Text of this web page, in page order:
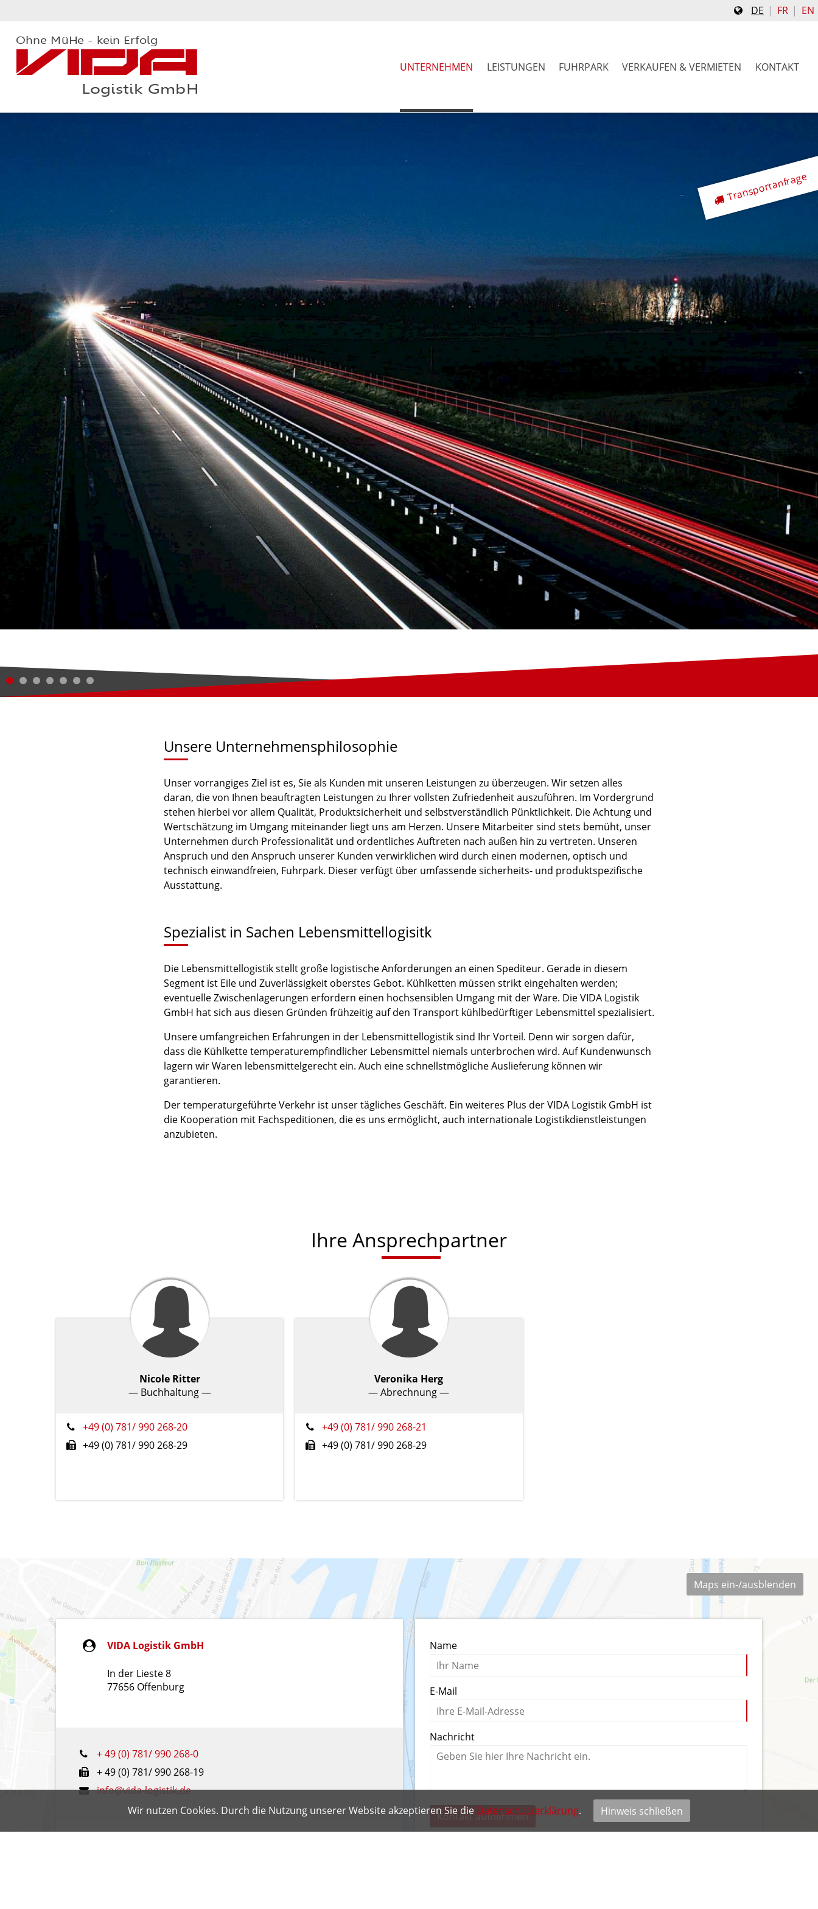
DE FR EN
Ohne MüHe - kein Erfolg
Logistik GmbH
VIDA UNTERNEHMEN LEISTUNGEN FUHRPARK VERKAUFEN & VERMIETEN KONTAKT
Transportanfrage
Unsere Unternehmensphilosophie
Unser vorrangiges Ziel ist es, Sie als Kunden mit unseren Leistungen zu überzeugen. Wir setzen alles
daran, die von Ihnen beauftragten Leistungen zu Ihrer vollsten Zufriedenheit auszuführen. Im Vordergrund
stehen hierbei vor allem Qualität, Produktsicherheit und selbstverständlich Pünktlichkeit. Die Achtung und
Wertschätzung im Umgang miteinander liegt uns am Herzen. Unsere Mitarbeiter sind stets bemüht, unser
Unternehmen durch Professionalität und ordentliches Auftreten nach außen hin zu vertreten. Unseren
Anspruch und den Anspruch unserer Kunden verwirklichen wird durch einen modernen, optisch und
technisch einwandfreien, Fuhrpark. Dieser verfügt über umfassende sicherheits- und produktspezifische
Ausstattung.
Spezialist in Sachen Lebensmittellogisitk
Die Lebensmittellogistik stellt große logistische Anforderungen an einen Spediteur. Gerade in diesem
Segment ist Eile und Zuverlässigkeit oberstes Gebot. Kühlketten müssen strikt eingehalten werden;
eventuelle Zwischenlagerungen erfordern einen hochsensiblen Umgang mit der Ware. Die VIDA Logistik
GmbH hat sich aus diesen Gründen frühzeitig auf den Transport kühlbedürftiger Lebensmittel spezialisiert.
Unsere umfangreichen Erfahrungen in der Lebensmittellogistik sind Ihr Vorteil. Denn wir sorgen dafür,
dass die Kühlkette temperaturempfindlicher Lebensmittel niemals unterbrochen wird. Auf Kundenwunsch
lagern wir Waren lebensmittelgerecht ein. Auch eine schnellstmögliche Auslieferung können wir
garantieren.
Der temperaturgeführte Verkehr ist unser tägliches Geschäft. Ein weiteres Plus der VIDA Logistik GmbH ist
die Kooperation mit Fachspeditionen, die es uns ermöglicht, auch internationale Logistikdienstleistungen
anzubieten.
Ihre Ansprechpartner
Nicole Ritter
— Buchhaltung —
+49 (0) 781/ 990 268-20
+49 (0) 781/ 990 268-29
Veronika Herg
— Abrechnung —
+49 (0) 781/ 990 268-21
+49 (0) 781/ 990 268-29
Maps ein-/ausblenden
VIDA Logistik GmbH
In der Lieste 8
77656 Offenburg
+ 49 (0) 781/ 990 268-0
+ 49 (0) 781/ 990 268-19
info@vida-logistik.de
Name
E-Mail
Nachricht
Kontakt aufnehmen
Wir nutzen Cookies. Durch die Nutzung unserer Website akzeptieren Sie die Datenschutzerklärung. Hinweis schließen